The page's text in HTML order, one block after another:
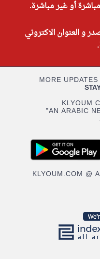
أو غير مباشرة.
و العنوان الاكتروني
MORE
"AN ARABIC
KLYOUM.COM @